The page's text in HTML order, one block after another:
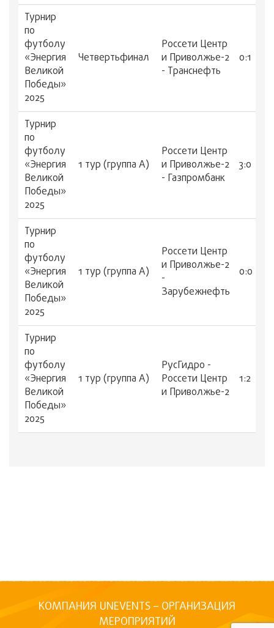
Турнир
по
футболу
«Энергия
Великой
Победы»
2025
Четвертьфинал
Россети Центр
и Приволжье-2
- Транснефть
0:1
Турнир
по
футболу
«Энергия
Великой
Победы»
2025
1 тур (группа А)
Россети Центр
и Приволжье-2
- Газпромбанк
3:0
Турнир
по
футболу
«Энергия
Великой
Победы»
2025
1 тур (группа А)
Россети Центр
и Приволжье-2
-
Зарубежнефть
0:0
Турнир
по
футболу
«Энергия
Великой
Победы»
2025
1 тур (группа А)
РусГидро -
Россети Центр
и Приволжье-2
1:2
КОМПАНИЯ UNEVENTS – ОРГАНИЗАЦИЯ
МЕРОПРИЯТИЙ